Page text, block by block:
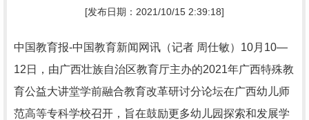
[发布日期：2021/10/15 2:39:18]
中国教育报-中国教育新闻网讯（记者 周仕敏）10月10—
12日，由广西壮族自治区教育厅主办的2021年广西特殊教
育公益大讲堂学前融合教育改革研讨分论坛在广西幼儿师
范高等专科学校召开，旨在鼓励更多幼儿园探索和发展学